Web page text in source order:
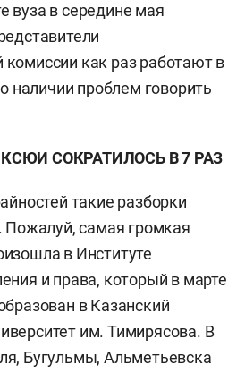
вуза в середине мая
комиссии как раз работают в
наличии проблем говорить
СОКРАТИЛОСЬ В 7 РАЗ
такие разборки
Пожалуй, самая громкая
в Институте
и права, который в марте
в Казанский
им. Тимирясова. В
Бугульмы, Альметьевска